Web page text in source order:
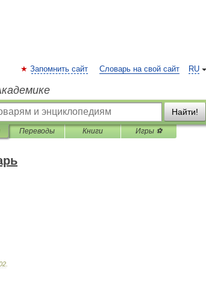
RU
Запомнить сайт Словарь на свой сайт
Найти!
Переводы Книги Игры ⚽